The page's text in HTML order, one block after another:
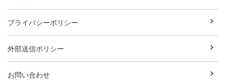
プライバシーポリシー
外部送信ポリシー
お問い合わせ